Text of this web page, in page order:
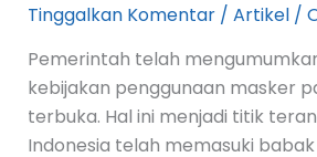
Tinggalkan Komentar / Artikel/
Pemerintah telah
kebijakan penggunaan masker
terbuka. Hal ini menjadi titik
Indonesia telah memasuki